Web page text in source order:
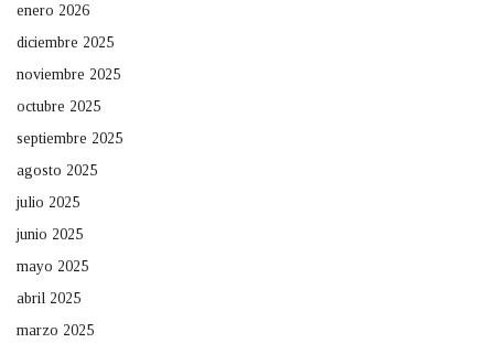
enero 2026
diciembre 2025
noviembre 2025
octubre 2025
septiembre 2025
agosto 2025
julio 2025
junio 2025
mayo 2025
abril 2025
marzo 2025